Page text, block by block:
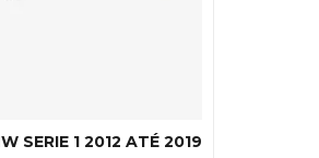
SERIE 1 2012 ATÉ 2019